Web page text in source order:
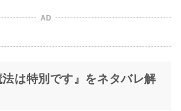
AD
法は特別です』をネタバレ解